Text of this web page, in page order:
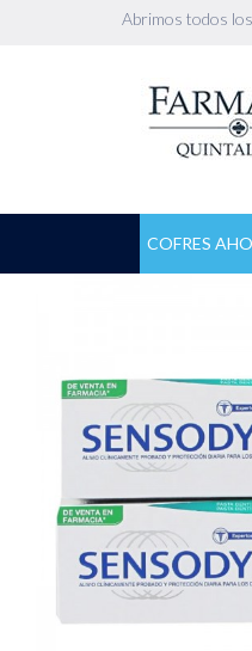
Abrimos todos
COFRES